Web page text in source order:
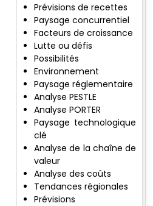
Prévisions de recettes
Paysage concurrentiel
Facteurs de croissance
Lutte ou défis
Possibilités
Environnement
Paysage réglementaire
Analyse PESTLE
Analyse PORTER
Paysage technologique
clé
Analyse de la chaîne de
valeur
Analyse des coûts
Tendances régionales
Prévisions